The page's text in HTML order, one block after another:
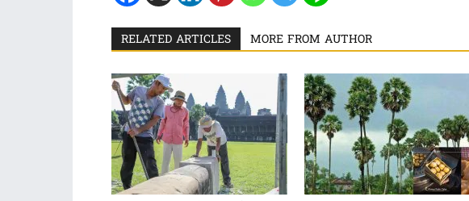
RELATED ARTICLES MORE FROM AUTHOR